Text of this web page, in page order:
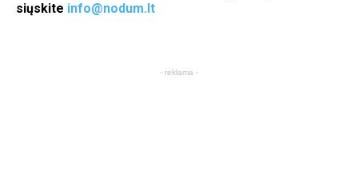
siųskite info@nodum.lt
- reklama -